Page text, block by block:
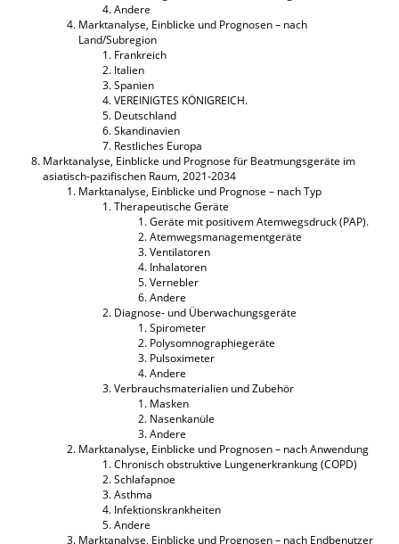
Andere
Marktanalyse, Einblicke und Prognosen – nach
Land/Subregion
Frankreich
Italien
Spanien
VEREINIGTES KÖNIGREICH.
Deutschland
Skandinavien
Restliches Europa
Marktanalyse, Einblicke und Prognose für Beatmungsgeräte im
asiatisch-pazifischen Raum, 2021-2034
Marktanalyse, Einblicke und Prognose – nach Typ
Therapeutische Geräte
Geräte mit positivem Atemwegsdruck (PAP).
Atemwegsmanagementgeräte
Ventilatoren
Inhalatoren
Vernebler
Andere
Diagnose- und Überwachungsgeräte
Spirometer
Polysomnographiegeräte
Pulsoximeter
Andere
Verbrauchsmaterialien und Zubehör
Masken
Nasenkanüle
Andere
Marktanalyse, Einblicke und Prognosen – nach Anwendung
Chronisch obstruktive Lungenerkrankung (COPD)
Schlafapnoe
Asthma
Infektionskrankheiten
Andere
Marktanalyse, Einblicke und Prognosen – nach Endbenutzer